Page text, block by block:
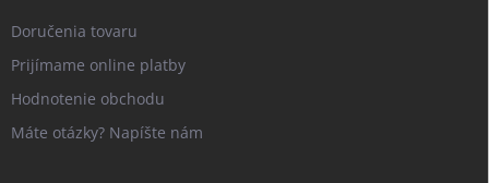
Doručenia tovaru
Prijímame online platby
Hodnotenie obchodu
Máte otázky? Napíšte nám